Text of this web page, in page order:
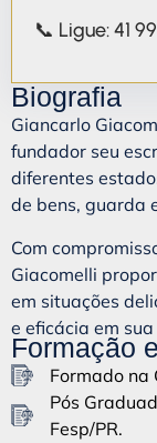
📞 Ligue: 41
Biografia
Giancarlo
fundador seu
diferentes
de bens, guarda
Com
Giacomelli
em situações
e eficácia em
Formação
Formado na
Pós
Fesp/PR.